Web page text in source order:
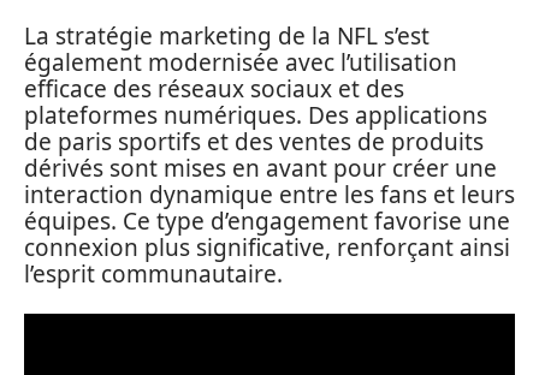
La stratégie marketing de la NFL s’est
également modernisée avec l’utilisation
efficace des réseaux sociaux et des
plateformes numériques. Des applications
de paris sportifs et des ventes de produits
dérivés sont mises en avant pour créer une
interaction dynamique entre les fans et leurs
équipes. Ce type d’engagement favorise une
connexion plus significative, renforçant ainsi
l’esprit communautaire.